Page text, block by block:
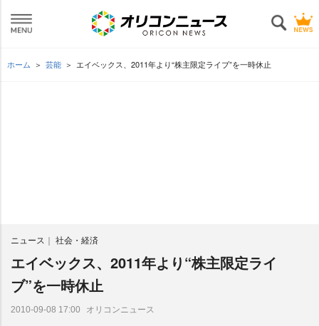
ホーム 芸能 エイベックス、2011年より“株主限定ライブ”を一時休止
ニュース 社会・経済
エイベックス、2011年より“株主限定ライ
ブ”を一時休止
2010-09-08 17:00 オリコンニュース